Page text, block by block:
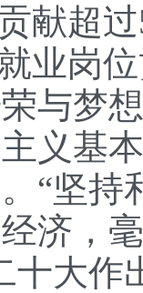
献超
业岗
梦想
义基
“坚
济，
十大